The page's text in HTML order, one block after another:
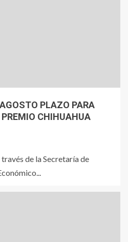
PLAZO PARA
CHIHUAHUA
de la Secretaría de